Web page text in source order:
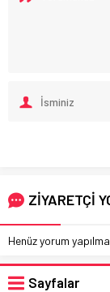
ZİYARETÇİ
Henüz yorum
Sayfalar